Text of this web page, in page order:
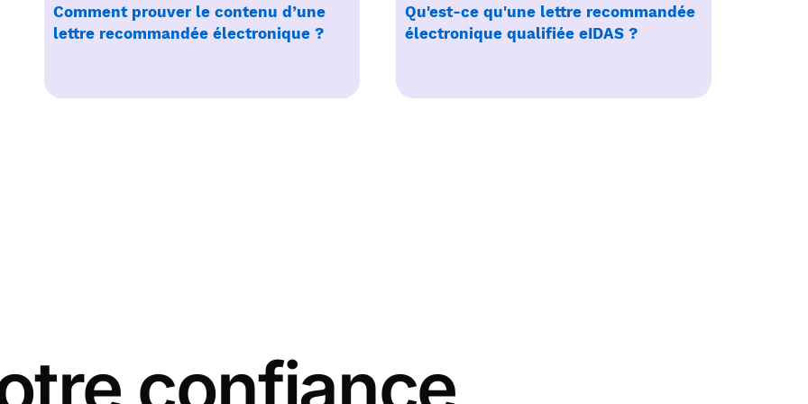
Comment prouver le contenu d’une
lettre recommandée électronique ?
Qu'est-ce qu'une lettre recommandée
électronique qualifiée eIDAS ?